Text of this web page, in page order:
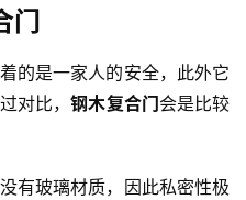
门
的是一家人的安全，此外它
对比，钢木复合门 会是比较
有玻璃材质，因此私密性极